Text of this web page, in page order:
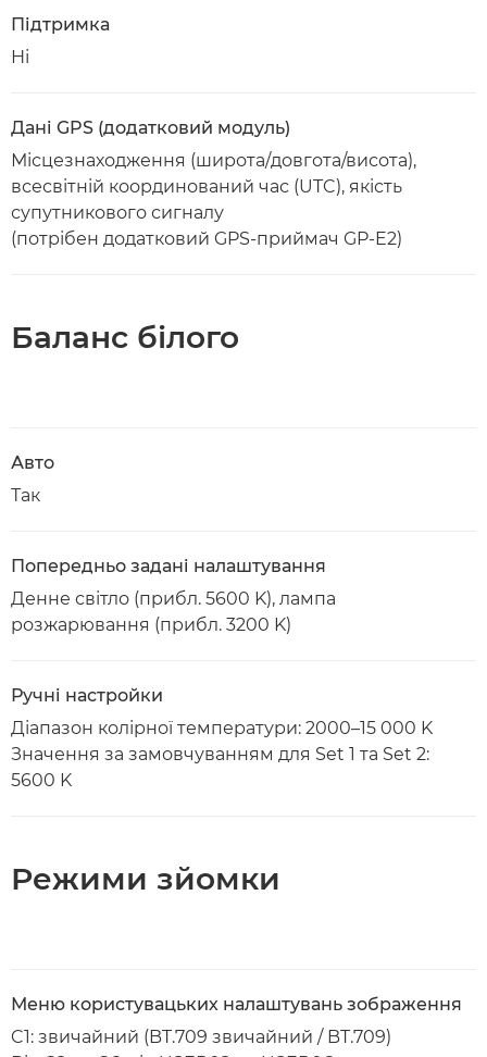
Підтримка
Ні
Дані GPS (додатковий модуль)
Місцезнаходження (широта/довгота/висота),
всесвітній координований час (UTC), якість
супутникового сигналу
(потрібен додатковий GPS-приймач GP-E2)
Баланс білого
Авто
Так
Попередньо задані налаштування
Денне світло (прибл. 5600 K), лампа
розжарювання (прибл. 3200 K)
Ручні настройки
Діапазон колірної температури: 2000–15 000 K
Значення за замовчуванням для Set 1 та Set 2:
5600 K
Режими зйомки
Меню користувацьких налаштувань зображення
C1: звичайний (BT.709 звичайний / BT.709)